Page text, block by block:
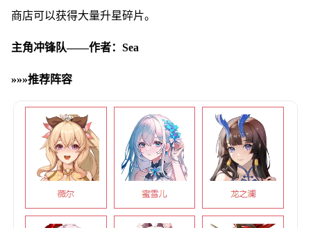
商店可以获得大量升星碎片。
主角冲锋队——作者：Sea
»»»推荐阵容